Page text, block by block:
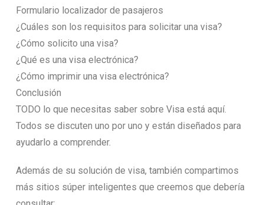
Formulario localizador de pasajeros
¿Cuáles son los requisitos para solicitar una visa?
¿Cómo solicito una visa?
¿Qué es una visa electrónica?
¿Cómo imprimir una visa electrónica?
Conclusión
TODO lo que necesitas saber sobre Visa está aquí.
Todos se discuten uno por uno y están diseñados para
ayudarlo a comprender.
Además de su solución de visa, también compartimos
más sitios súper inteligentes que creemos que debería